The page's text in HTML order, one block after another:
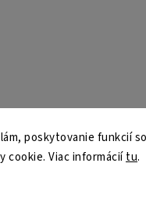
poskytovanie funkcií
cookie. Viac informáciítu.